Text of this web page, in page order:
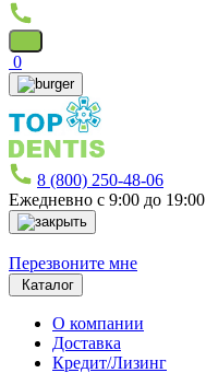
0
8 (800) 250-48-06
Ежедневно с 9:00 до 19:00
Перезвоните мне
Каталог
О компании
Доставка
Кредит/Лизинг